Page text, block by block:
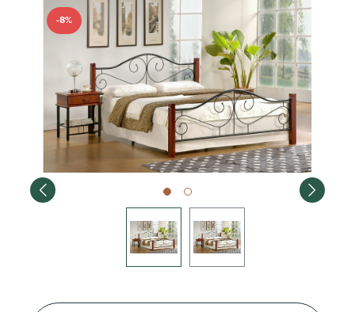
Pomiń galerię zdjęć
-8%